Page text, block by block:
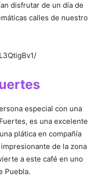
disfrutar de un día de
calles de nuestro
especial con una
es una excelente
plática en compañía
de la zona
a este café en uno
Puebla.